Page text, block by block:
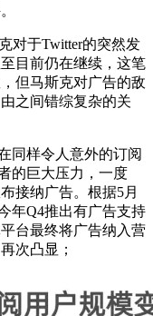
对于Twitter的突然发
目前仍在继续，这笔
但马斯克对广告的敌
之间错综复杂的关
同样令人意外的订阅
的巨大压力，一度
接纳广告。根据5月
年Q4推出有广告支持
台最终将广告纳入营
次凸显；